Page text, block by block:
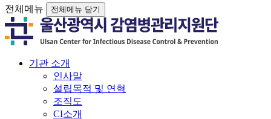
전체메뉴 전체메뉴 닫기
기관 소개
인사말
설립목적 및 연혁
조직도
CI소개